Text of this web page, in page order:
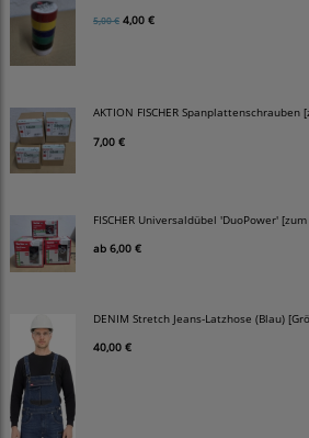
5,00 € 4,00 €
AKTION FISCHER Spanplattenschrauben
7,00 €
FISCHER Universaldübel 'DuoPower'
ab 6,00 €
DENIM Stretch Jeans-Latzhose (Blau)
40,00 €